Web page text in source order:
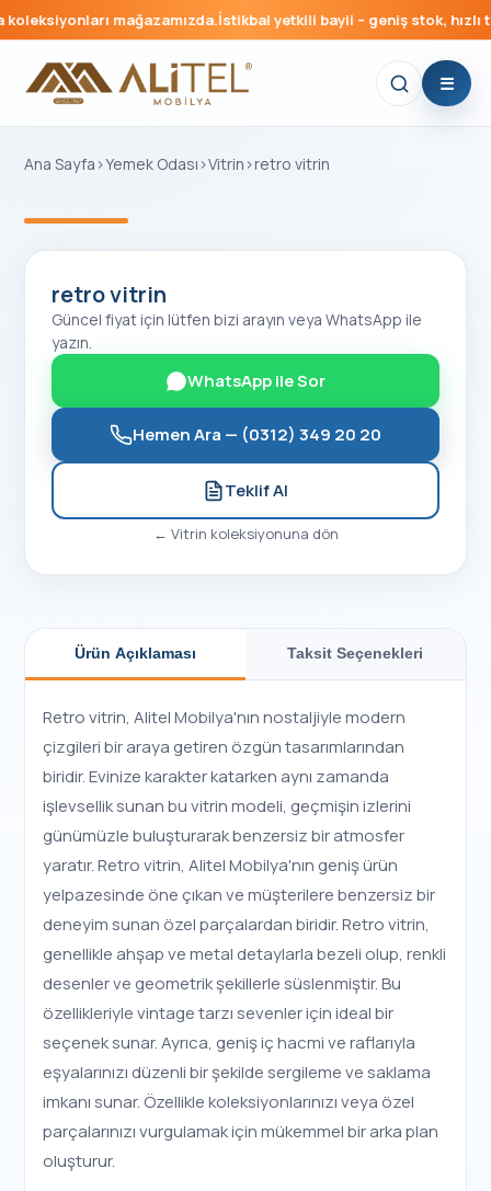
mağazamızda.İstikbal yetkili bayii – geniş stok, hızlı
Ana Sayfa ›Yemek Odası ›Vitrin ›retro vitrin
retro vitrin
Güncel fiyat için lütfen bizi arayın veya WhatsApp ile
yazın.
WhatsApp ile Sor
Hemen Ara — (0312) 349 20 20
Teklif Al
← Vitrin koleksiyonuna dön
Ürün Açıklaması Taksit Seçenekleri
Retro vitrin, Alitel Mobilya'nın nostaljiyle modern
çizgileri bir araya getiren özgün tasarımlarından
biridir. Evinize karakter katarken aynı zamanda
işlevsellik sunan bu vitrin modeli, geçmişin izlerini
günümüzle buluşturarak benzersiz bir atmosfer
yaratır. Retro vitrin, Alitel Mobilya'nın geniş ürün
yelpazesinde öne çıkan ve müşterilere benzersiz bir
deneyim sunan özel parçalardan biridir. Retro vitrin,
genellikle ahşap ve metal detaylarla bezeli olup, renkli
desenler ve geometrik şekillerle süslenmiştir. Bu
özellikleriyle vintage tarzı sevenler için ideal bir
seçenek sunar. Ayrıca, geniş iç hacmi ve raflarıyla
eşyalarınızı düzenli bir şekilde sergileme ve saklama
imkanı sunar. Özellikle koleksiyonlarınızı veya özel
parçalarınızı vurgulamak için mükemmel bir arka plan
oluşturur.